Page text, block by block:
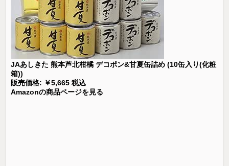
JAあしきた 熊本芦北柑橘 デコポン&甘夏缶詰め (10缶入り(化粧
箱))
販売価格: ￥5,665 税込
Amazonの商品ページを見る